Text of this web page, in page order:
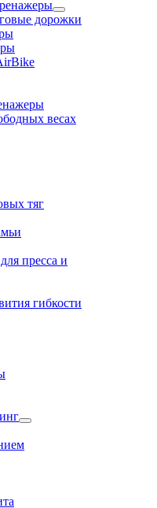
дорожки
весах
тяг
пресса и
гибкости